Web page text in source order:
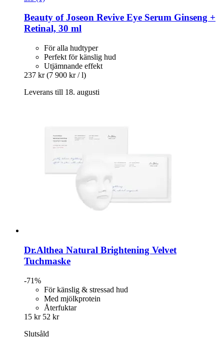
Beauty of Joseon Revive Eye Serum Ginseng +
Retinal, 30 ml
För alla hudtyper
Perfekt för känslig hud
Utjämnande effekt
237 kr (7 900 kr / l)
Leverans till 18. augusti
Dr.Althea Natural Brightening Velvet
Tuchmaske
-71%
För känslig & stressad hud
Med mjölkprotein
Återfuktar
15 kr 52 kr
Slutsåld